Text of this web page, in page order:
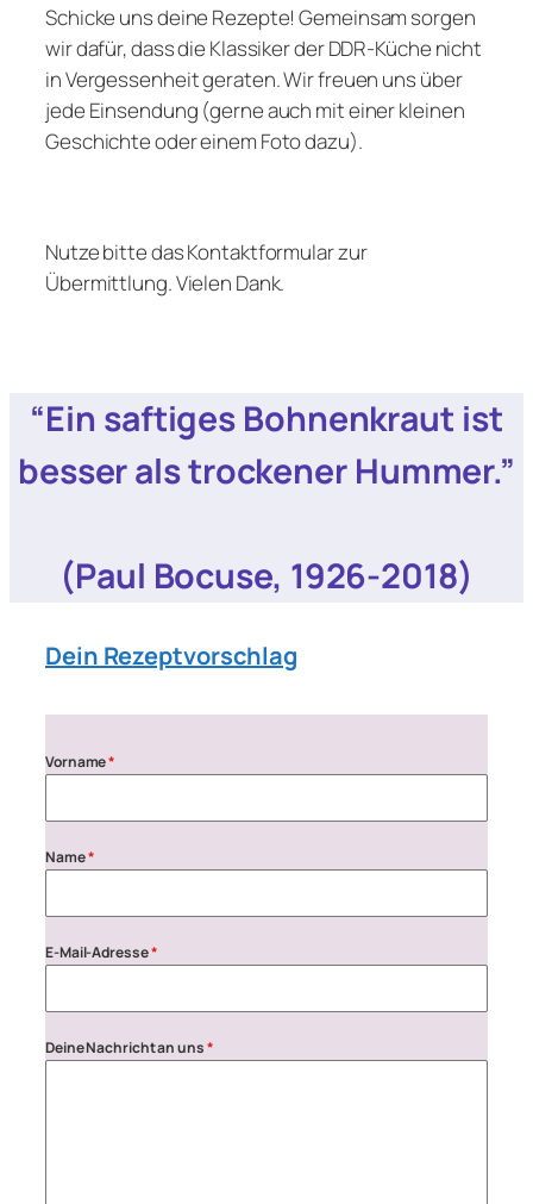
Schicke uns deine Rezepte! Gemeinsam sorgen
wir dafür, dass die Klassiker der DDR-Küche nicht
in Vergessenheit geraten. Wir freuen uns über
jede Einsendung (gerne auch mit einer kleinen
Geschichte oder einem Foto dazu).
Nutze bitte das Kontaktformular zur
Übermittlung. Vielen Dank.
“Ein saftiges Bohnenkraut ist
besser als trockener Hummer.”
(Paul Bocuse, 1926-2018)
Dein Rezeptvorschlag
Vorname*
Name*
E-Mail-Adresse*
Deine Nachricht an uns*